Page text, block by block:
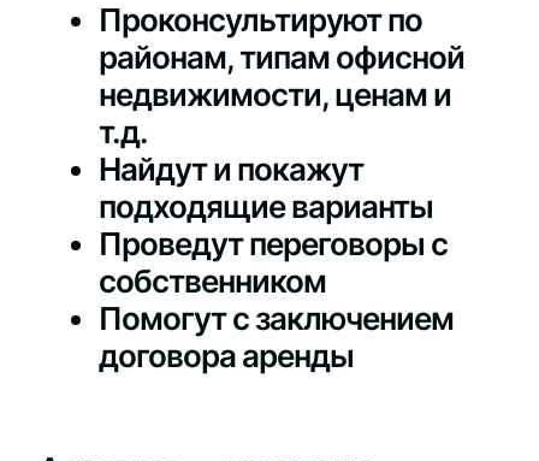
Проконсультируют по
районам, типам офисной
недвижимости, ценам и
т.д.
Найдут и покажут
подходящие варианты
Проведут переговоры с
собственником
Помогут с заключением
договора аренды